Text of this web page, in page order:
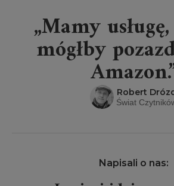
„Mamy
mógłby
Robert
Świat
Napisali o nas: